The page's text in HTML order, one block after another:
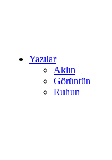
Yazılar
Aklın
Görüntün
Ruhun